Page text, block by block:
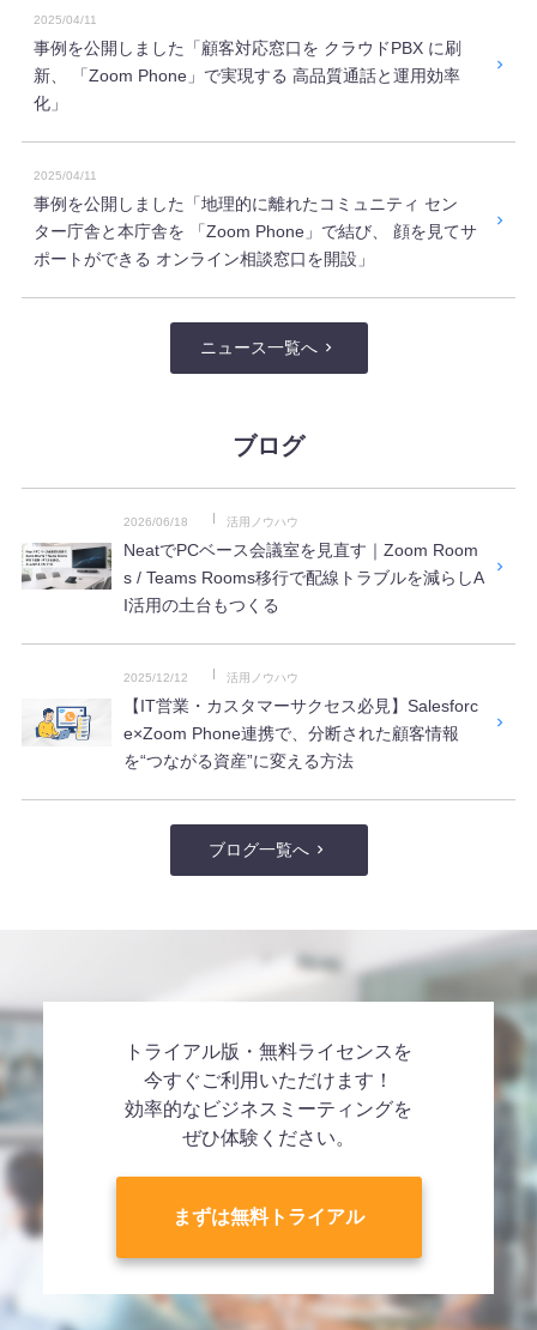
2025/04/11
事例を公開しました「顧客対応窓口を クラウドPBX に刷
新、 「Zoom Phone」で実現する 高品質通話と運用効率
化」
2025/04/11
事例を公開しました「地理的に離れたコミュニティ セン
ター庁舎と本庁舎を 「Zoom Phone」で結び、 顔を見てサ
ポートができる オンライン相談窓口を開設」
ニュース一覧へ
ブログ
2026/06/18 活用ノウハウ
NeatでPCベース会議室を見直す｜Zoom Room
s / Teams Rooms移行で配線トラブルを減らしA
I活用の土台もつくる
2025/12/12 活用ノウハウ
【IT営業・カスタマーサクセス必見】Salesforc
e×Zoom Phone連携で、分断された顧客情報
を“つながる資産”に変える方法
ブログ一覧へ
トライアル版・無料ライセンスを
今すぐご利用いただけます！
効率的なビジネスミーティングを
ぜひ体験ください。
まずは無料トライアル